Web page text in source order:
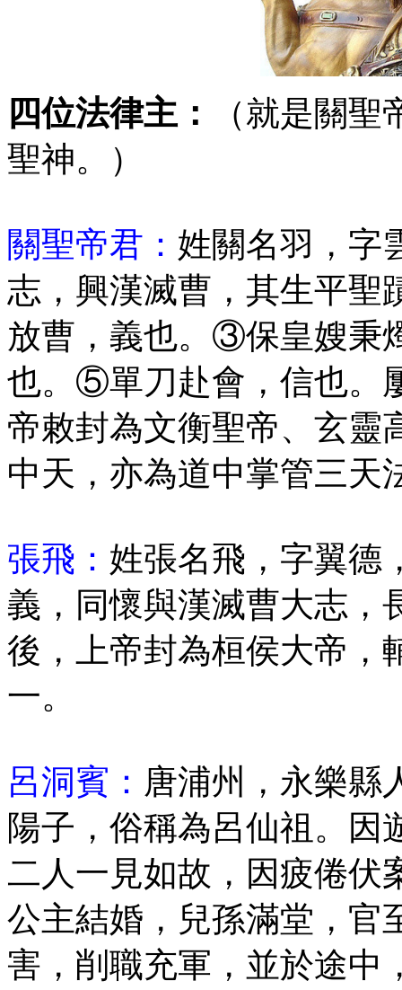
四位法律主：
（就是關
聖神。）
關聖帝君： 姓關名羽，字
志，興漢滅曹，其生平
放曹，義也。③保皇嫂秉
也。⑤單刀赴會，信也。
帝敕封為文衡聖帝、玄靈
中天，亦為道中掌管三天
張飛： 姓張名飛，字翼德
義，同懷與漢滅曹大志，
後，上帝封為桓侯大帝，
一。
呂洞賓： 唐浦州，永樂縣
陽子，俗稱為呂仙祖。因
二人一見如故，因疲倦伏
公主結婚，兒孫滿堂，官
害，削職充軍，並於途中